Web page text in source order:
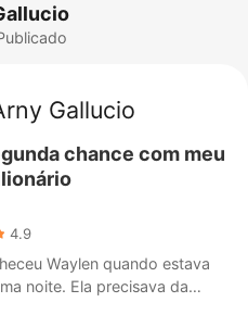
Gallucio
chance com meu
4.9
Waylen quando estava
noite. Ela precisava da